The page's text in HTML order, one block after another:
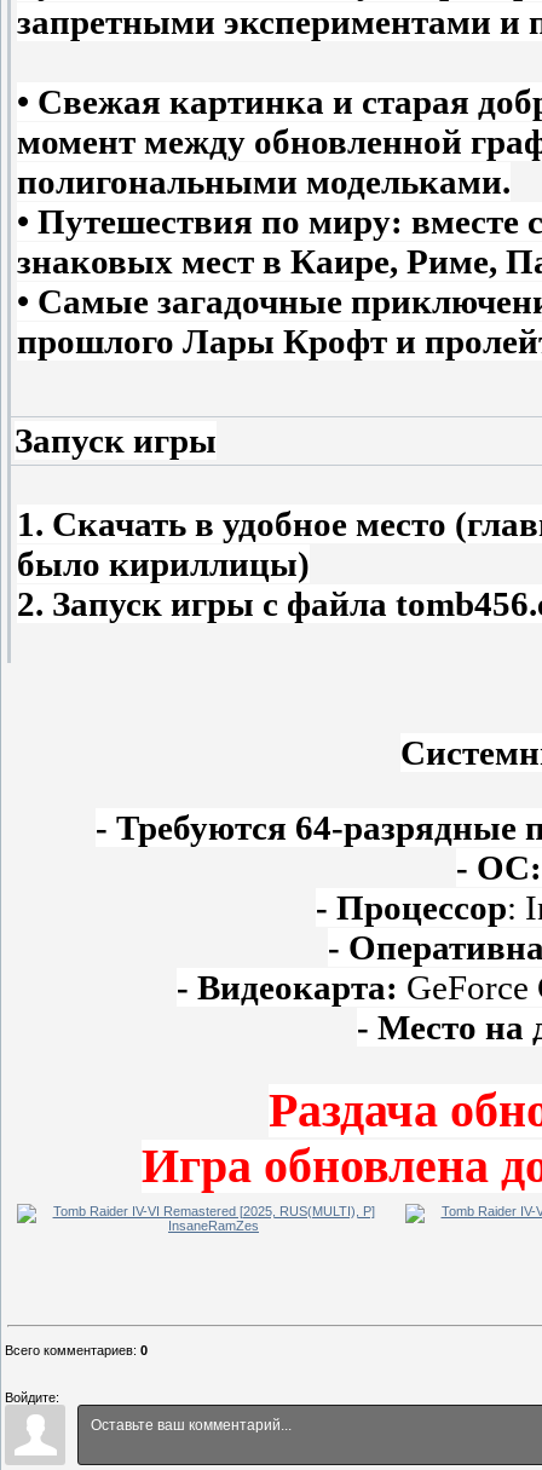
запретными экспериментами и
• Свежая картинка и старая
момент между обновленной
полигональными модельками.
• Путешествия по миру: вместе
знаковых мест в Каире, Риме,
• Самые загадочные
прошлого Лары Крофт и
Запуск игры
1. Скачать в удобное место
было кириллицы)
2. Запуск игры с файла
- Требуются 64-разрядные
- ОС:
- Процессор:
-
- Видеокарта:
- Место на
Раздача
Игра обновлена
Всего комментариев: 0
Войдите: